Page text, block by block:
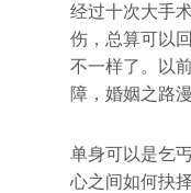
经过十次大手
伤，总算可以
不一样了。以
障，婚姻之路
单身可以是乞
心之间如何抉择